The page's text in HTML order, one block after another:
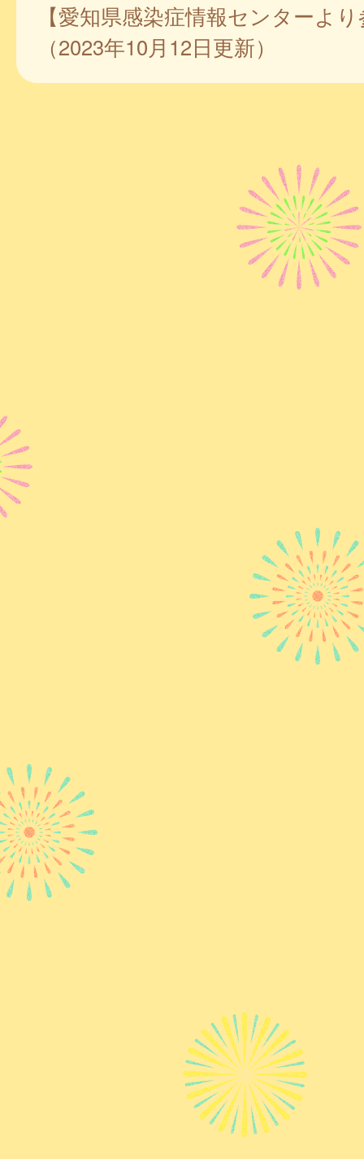
【愛知県感染症情報センターよ
（2023年10月12日更新）